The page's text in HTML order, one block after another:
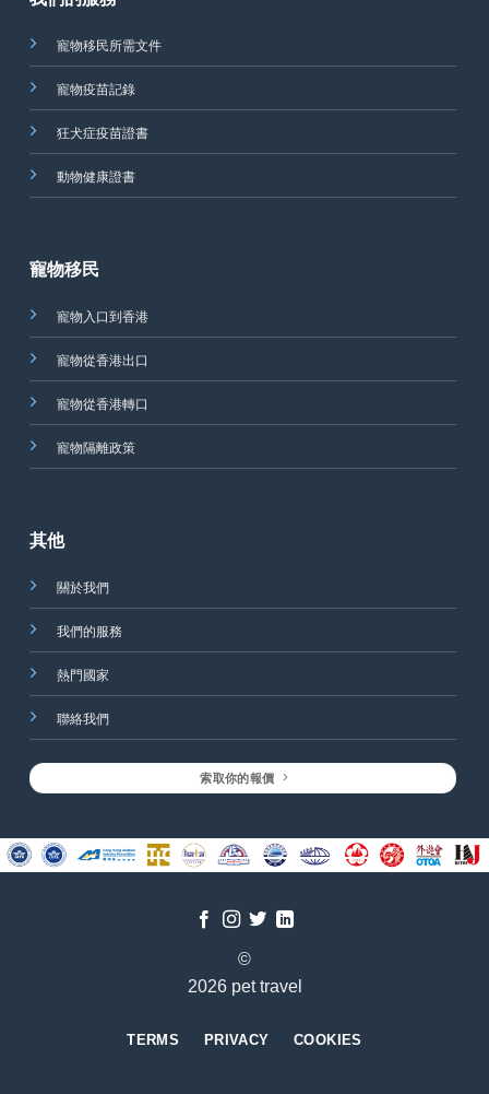
寵物移民所需文件
寵物疫苗記錄
狂犬症疫苗證書
動物健康證書
寵物移民
寵物入口到香港
寵物從香港出口
寵物從香港轉口
寵物隔離政策
其他
關於我們
我們的服務
熱門國家
聯絡我們
索取你的報價
©
2026 pet travel
TERMS PRIVACY COOKIES